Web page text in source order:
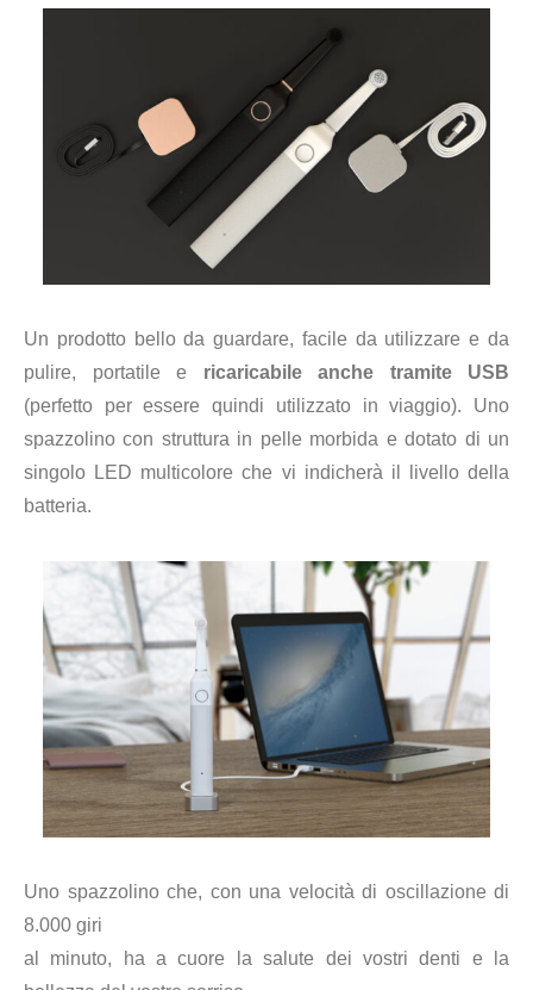
Un prodotto bello da guardare, facile da utilizzare e da
pulire, portatile e ricaricabile anche tramite USB
(perfetto per essere quindi utilizzato in viaggio). Uno
spazzolino con struttura in pelle morbida e dotato di un
singolo LED multicolore che vi indicherà il livello della
batteria.
Uno spazzolino che, con una velocità di oscillazione di
8.000 giri
al minuto, ha a cuore la salute dei vostri denti e la